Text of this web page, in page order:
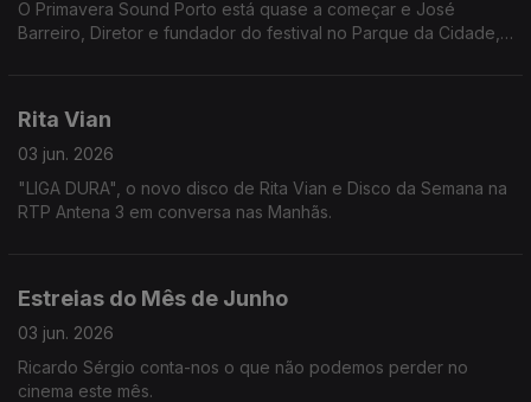
O Primavera Sound Porto está quase a começar e José
Barreiro, Diretor e fundador do festival no Parque da Cidade,
Rita Vian
03 jun. 2026
"LIGA DURA", o novo disco de Rita Vian e Disco da Semana na
RTP Antena 3 em conversa nas Manhãs.
Estreias do Mês de Junho
03 jun. 2026
Ricardo Sérgio conta-nos o que não podemos perder no
cinema este mês.